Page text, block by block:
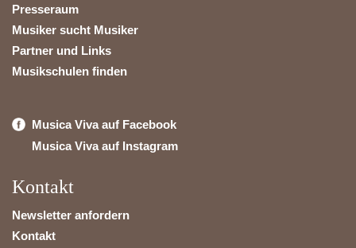
Presseraum
Musiker sucht Musiker
Partner und Links
Musikschulen finden
Musica Viva auf Facebook
Musica Viva auf Instagram
Kontakt
Newsletter anfordern
Kontakt